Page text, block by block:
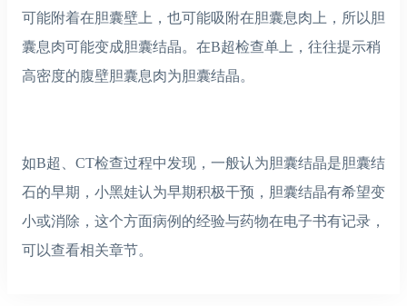
可能附着在胆囊壁上，也可能吸附在胆囊息肉上，所以胆
囊息肉可能变成胆囊结晶。在B超检查单上，往往提示稍
高密度的腹壁胆囊息肉为胆囊结晶。
如B超、CT检查过程中发现，一般认为胆囊结晶是胆囊结
石的早期，小黑娃认为早期积极干预，胆囊结晶有希望变
小或消除，这个方面病例的经验与药物在电子书有记录，
可以查看相关章节。